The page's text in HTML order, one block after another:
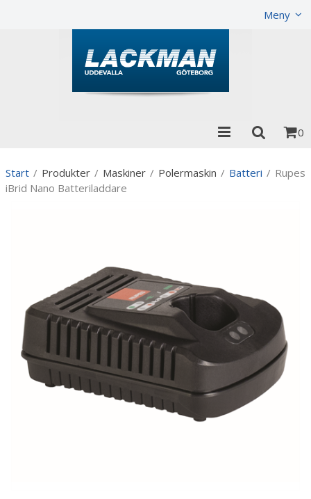
Meny
0
Start / Produkter / Maskiner / Polermaskin / Batteri / Rupes
iBrid Nano Batteriladdare